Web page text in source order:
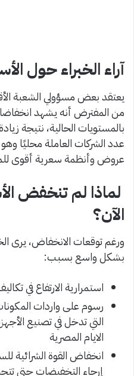
آراء الخبراء حول
من المفترض أنه يشهد
بالمستويات الحالية، نتيجة
عدد الشركات العاملة محليًا
عروض وأنظمة سعرية أقوى
لماذا لم تنخفض
الآن؟
ورغم توقعات الانخفاض، يرى
بشكل واسع بسبب:
استمرارية الارتفاع في
رسوم على واردات
التي تدخل في تصنيع
الايام المصرية
انخفاض القوة الشرائية
إرجاء التخفيضات حتى